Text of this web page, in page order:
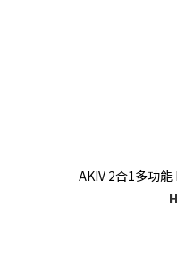
AKIV 2合1多功